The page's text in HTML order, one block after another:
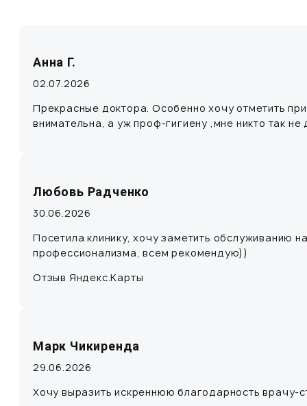
Анна Г.
02.07.2026
Прекрасные доктора. Особенно хочу отметить
внимательна, а уж проф-гигиену ,мне никто так
Любовь Радченко
30.06.2026
Посетила клинику, хочу заметить обслуживанию
профессионализма, всем рекомендую))
Отзыв Яндекс.Карты
Марк Чикиренда
29.06.2026
Хочу выразить искреннюю благодарность врачу-